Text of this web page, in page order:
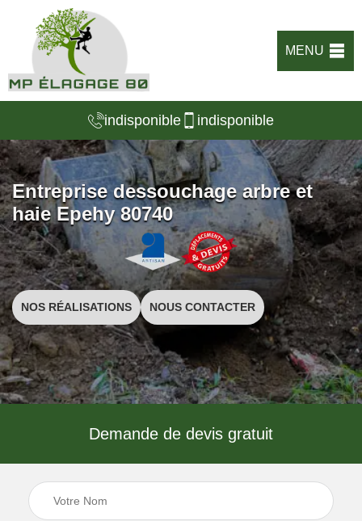
MENU
indisponible indisponible
Entreprise dessouchage arbre et
haie Epehy 80740
NOS RÉALISATIONS NOUS CONTACTER
Demande de devis gratuit